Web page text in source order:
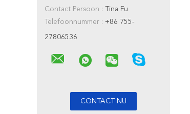
Contact Persoon : Tina Fu
Telefoonnummer : +86 755-
27806536